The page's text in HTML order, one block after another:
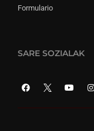
Formulario
SARE SOZIALAK